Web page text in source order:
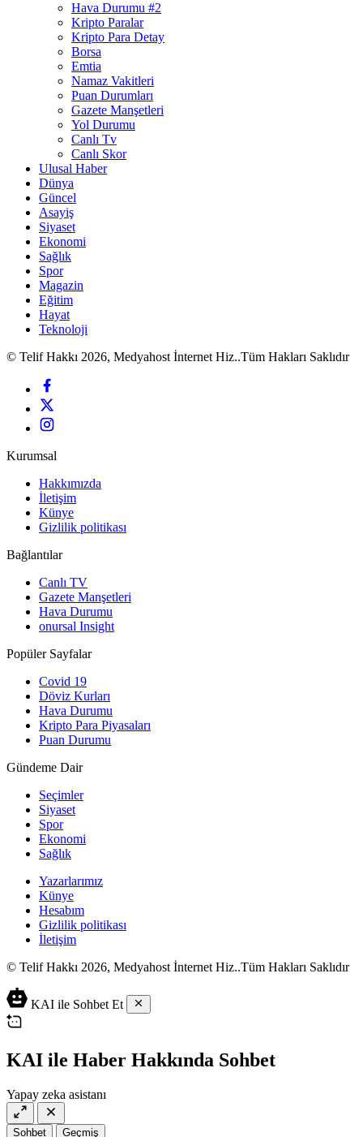
Hava Durumu #2
Kripto Paralar
Kripto Para Detay
Borsa
Emtia
Namaz Vakitleri
Puan Durumları
Gazete Manşetleri
Yol Durumu
Canlı Tv
Canlı Skor
Ulusal Haber
Dünya
Güncel
Asayiş
Siyaset
Ekonomi
Sağlık
Spor
Magazin
Eğitim
Hayat
Teknoloji
© Telif Hakkı 2026, Medyahost İnternet Hiz..Tüm Hakları Saklıdır
Kurumsal
Hakkımızda
İletişim
Künye
Gizlilik politikası
Bağlantılar
Canlı TV
Gazete Manşetleri
Hava Durumu
onursal Insight
Popüler Sayfalar
Covid 19
Döviz Kurları
Hava Durumu
Kripto Para Piyasaları
Puan Durumu
Gündeme Dair
Seçimler
Siyaset
Spor
Ekonomi
Sağlık
Yazarlarımız
Künye
Hesabım
Gizlilik politikası
İletişim
© Telif Hakkı 2026, Medyahost İnternet Hiz..Tüm Hakları Saklıdır
casino
siteleri
casino
2023
lordcasino
canlı
casino
siteleri
iyi
casino
vdcasino
vdcasino
giriş
ev
yapımı
salça
KAI ile Sohbet Et
KAI ile Haber Hakkında Sohbet
Yapay zeka asistanı
Sohbet Geçmiş